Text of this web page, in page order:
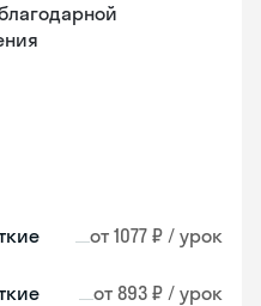
от 1077 ₽ / урок
от 893 ₽ / урок